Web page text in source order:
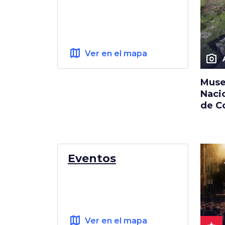
map Ver en el mapa photo_camera
de
Eventos
map Ver en el mapa